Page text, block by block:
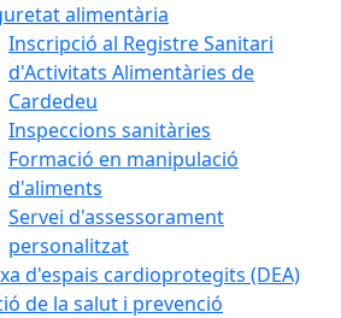
alimentària
Inscripció al Registre Sanitari
d'Activitats Alimentàries de
Cardedeu
Inspeccions sanitàries
Formació en manipulació
d'aliments
Servei d'assessorament
personalitzat
d'espais cardioprotegits (DEA)
de la salut i prevenció